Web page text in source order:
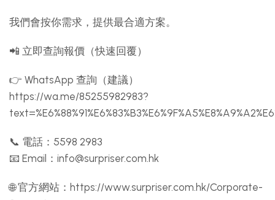
我們會按你需求，提供最合適方案。
📲 立即查詢報價（快速回覆）
👉 WhatsApp 查詢（建議）
https://wa.me/85255982983?
📞 電話：5598 2983
📧 Email： info@surpriser.com.hk
🌐 官方網站：https://www.surpriser.com.hk/Corporate-